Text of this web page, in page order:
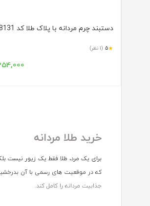
دستبند چرم مردانه با پلاک طلا کد MB131
★
5 (1 نظر)
خرید طلا مردانه
برای یک مرد، طلا فقط یک زیور نیست
که در موقعیت های رسمی با آن
جذابیت مردانه را کامل کند.